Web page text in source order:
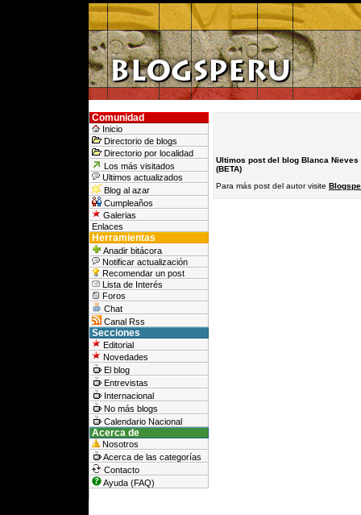
Comunidad
Inicio
Directorio de blogs
Directorio por localidad
Los más visitados
Ultimos actualizados
Blog al azar
Cumpleaños
Galerias
Enlaces
Herramientas
Anadir bitácora
Notificar actualización
Recomendar un post
Lista de Interés
Foros
Chat
Canal Rss
Secciones
Editorial
Novedades
El blog
Entrevistas
Internacional
No más blogs
Calendario Nacional
Acerca de
Nosotros
Acerca de las categorías
Contacto
Ayuda (FAQ)
Ultimos post del blog Blanca
(BETA)
Para más post del autor visite